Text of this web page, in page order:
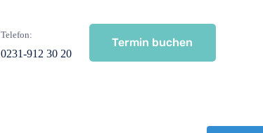
Telefon:
0231-912 30 20
Termin buchen